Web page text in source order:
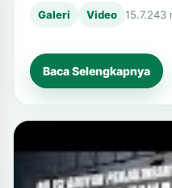
Galeri Video 15.7.243
Baca Selengkapnya